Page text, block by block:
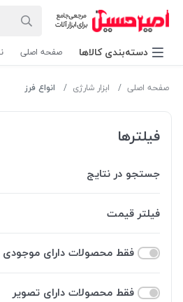
دسته‌بندی‌ کالاها صفحه اصلی
صفحه اصلی ابزار شارژی انواع فرز
فیلترها
جستجو در نتایج
فیلتر قیمت
فقط محصولات دارای موجودی
فقط محصولات دارای تصویر